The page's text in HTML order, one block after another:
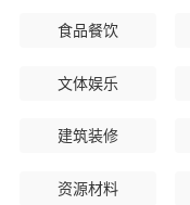
食品餐饮
文体娱乐
建筑装修
资源材料